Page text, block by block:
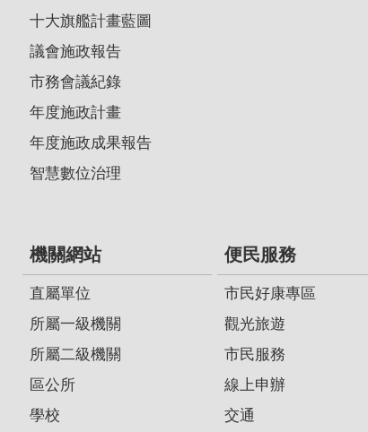
十大旗艦計畫藍圖
議會施政報告
市務會議紀錄
年度施政計畫
年度施政成果報告
智慧數位治理
機關網站
直屬單位
所屬一級機關
所屬二級機關
區公所
學校
便民服務
市民好康專區
觀光旅遊
市民服務
線上申辦
交通